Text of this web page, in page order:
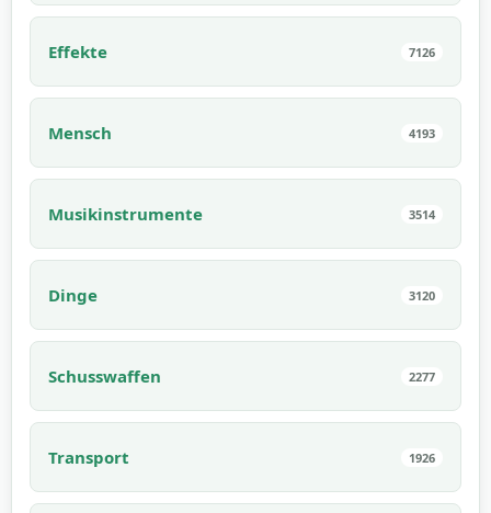
Effekte 7126
Mensch 4193
Musikinstrumente 3514
Dinge 3120
Schusswaffen 2277
Transport 1926